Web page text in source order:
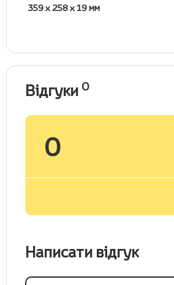
359 х 258 х 19 мм
Відгуки 0
0
Написати відгук